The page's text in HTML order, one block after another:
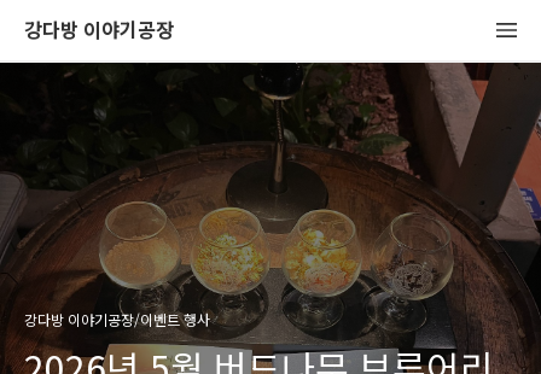
강다방 이야기공장
강다방 이야기공장/이벤트 행사